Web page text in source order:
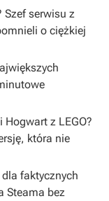
Szef serwisu z
o ciężkiej
z LEGO?
która nie
faktycznych
Steama bez